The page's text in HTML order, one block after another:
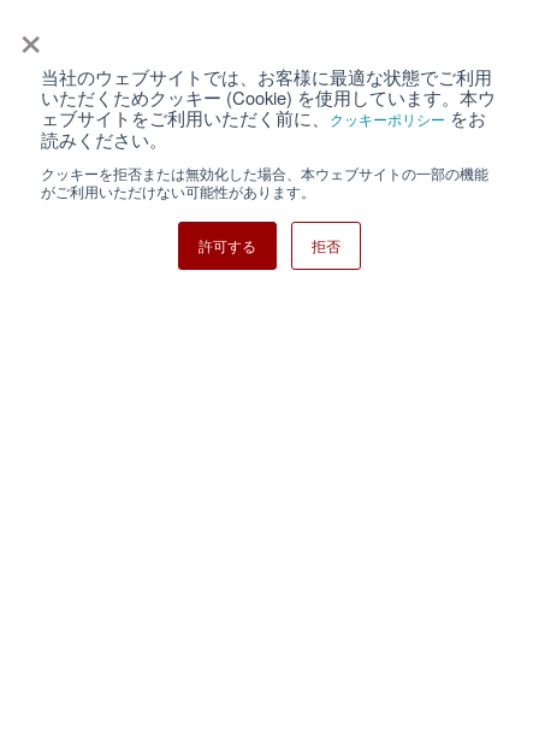
×
当社のウェブサイトでは、お客様に最適な状態でご利用
いただくためクッキー (Cookie) を使用しています。本ウ
ェブサイトをご利用いただく前に、
クッキーポリシー をお
読みください。
クッキーを拒否または無効化した場合、本ウェブサイトの一部の機能
がご利用いただけない可能性があります。
許可する 拒否
個人情報保護について ウェブサイト利用規約
クッキーポリシー
日清紡ホールディングス
Copyright ⓒ Nisshinbo Micro Devices Inc. All Rights Reserved.